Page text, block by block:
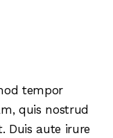
tempor
quis nostrud
Duis aute irure